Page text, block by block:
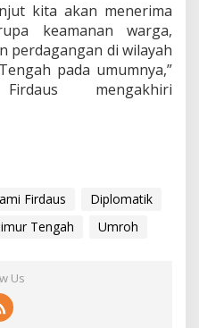
kita akan menerima
keamanan warga,
perdagangan di wilayah
pada umumnya,”
mengakhiri
Firdaus
Diplomatik
Tengah Umroh
Us